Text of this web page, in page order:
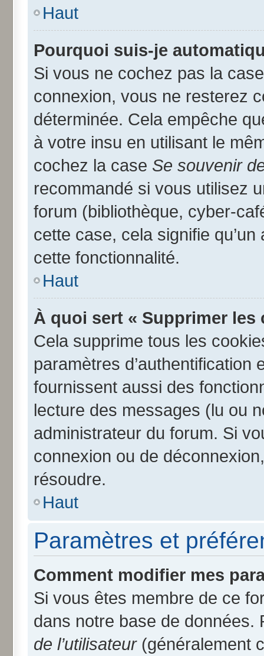
Haut
Pourquoi suis-je
Si vous ne cochez pas la
connexion, vous ne resterez
déterminée. Cela empêche
à votre insu en utilisant le
cochez la case Se souvenir
recommandé si vous utilisez
forum (bibliothèque, cyber-
cette case, cela signifie
cette fonctionnalité.
Haut
À quoi sert « Supprimer
Cela supprime tous les
paramètres
fournissent aussi des
lecture des messages (lu ou
administrateur du forum. Si
connexion ou de
résoudre.
Haut
Paramètres et
Comment modifier mes
Si vous êtes membre de ce
dans notre base de
de l’utilisateur(généralement